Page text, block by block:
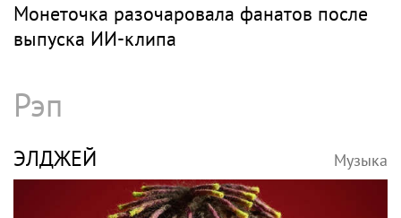
Монеточка разочаровала фанатов после
выпуска ИИ-клипа
Рэп
ЭЛДЖЕЙ Музыка